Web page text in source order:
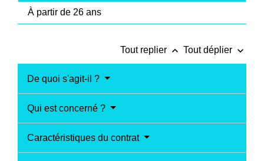
À partir de 26 ans
Tout replier keyboard_arrow_up Tout déplier keyboard_arrow_down
De quoi s'agit-il ?
Qui est concerné ?
Caractéristiques du contrat